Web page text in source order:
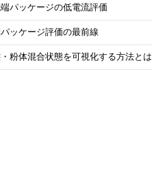
パッケージの低電流評価
ッケージ評価の最前線
粉体混合状態を可視化する方法とは